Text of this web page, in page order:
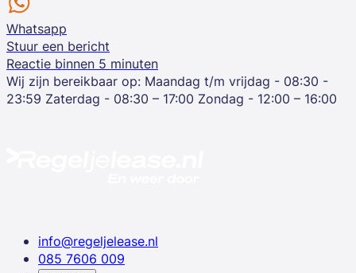
Whatsapp
Stuur een bericht
Reactie binnen 5 minuten
Wij zijn bereikbaar op: Maandag t/m vrijdag - 08:30 -
23:59 Zaterdag - 08:30 – 17:00 Zondag - 12:00 – 16:00
info@regeljelease.nl
085 7606 009